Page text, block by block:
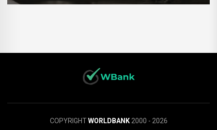
COPYRIGHTWORLDBANK2000 - 2026